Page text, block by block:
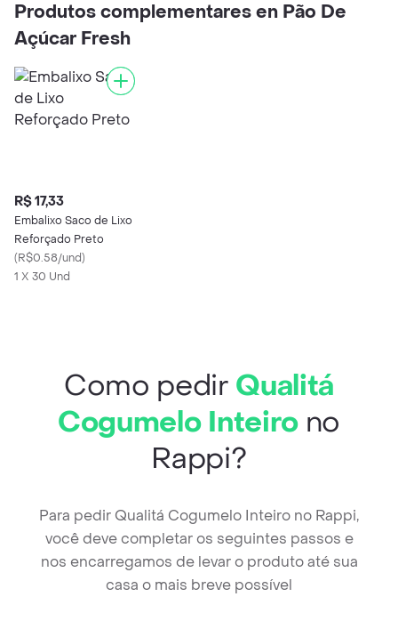
Produtos complementares en Pão De
Açúcar Fresh
R$ 17,33
Embalixo Saco de Lixo
Reforçado Preto
(R$0.58/und)
1 X 30 Und
Como pedir Qualitá
Cogumelo Inteirono
Rappi?
Para pedir Qualitá Cogumelo Inteiro no Rappi,
você deve completar os seguintes passos e
nos encarregamos de levar o produto até sua
casa o mais breve possível